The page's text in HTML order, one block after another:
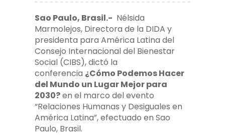
Sao Paulo, Brasil.- Nélsida
Marmolejos, Directora de la DIDA y
presidenta para América Latina del
Consejo Internacional del Bienestar
Social (CIBS), dictó la
conferencia ¿Cómo Podemos Hacer
del Mundo un Lugar Mejor para
2030?en el marco del evento
“Relaciones Humanas y Desiguales en
América Latina”, efectuado en Sao
Paulo, Brasil.